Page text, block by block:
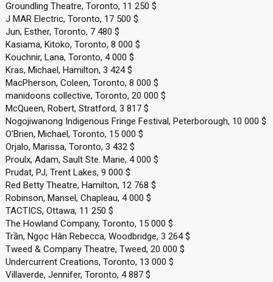
Groundling Theatre, Toronto, 11 250 $
J MAR Electric, Toronto, 17 500 $
Jun, Esther, Toronto, 7 480 $
Kasiama, Kitoko, Toronto, 8 000 $
Kouchnir, Lana, Toronto, 4 000 $
Kras, Michael, Hamilton, 3 424 $
MacPherson, Coleen, Toronto, 8 000 $
manidoons collective, Toronto, 20 000 $
McQueen, Robert, Stratford, 3 817 $
Nogojiwanong Indigenous Fringe Festival, Peterborough, 10 000 $
O'Brien, Michael, Toronto, 15 000 $
Orjalo, Marissa, Toronto, 3 432 $
Proulx, Adam, Sault Ste. Marie, 4 000 $
Prudat, PJ, Trent Lakes, 9 000 $
Red Betty Theatre, Hamilton, 12 768 $
Robinson, Mansel, Chapleau, 4 000 $
TACTICS, Ottawa, 11 250 $
The Howland Company, Toronto, 15 000 $
Trần, Ngọc Hân Rebecca, Woodbridge, 3 264 $
Tweed & Company Theatre, Tweed, 20 000 $
Undercurrent Creations, Toronto, 13 000 $
Villaverde, Jennifer, Toronto, 4 887 $